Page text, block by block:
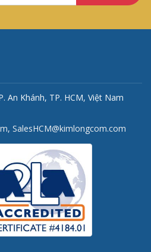
An Khánh, TP. HCM, Việt Nam
, SalesHCM@kimlongcom.com